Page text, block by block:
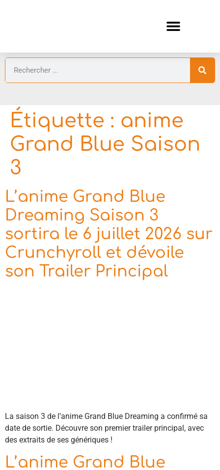
Étiquette : anime
Grand Blue Saison
3
L’anime Grand Blue
Dreaming Saison 3
sortira le 6 juillet 2026 sur
Crunchyroll et dévoile
son Trailer Principal
La saison 3 de l’anime Grand Blue Dreaming a confirmé sa
date de sortie. Découvre son premier trailer principal, avec
des extraits de ses génériques !
L’anime Grand Blue